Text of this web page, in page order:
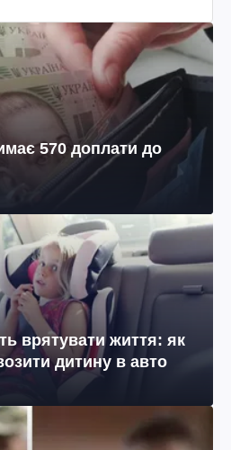
570 доплати до
врятувати життя: як
дитину в авто